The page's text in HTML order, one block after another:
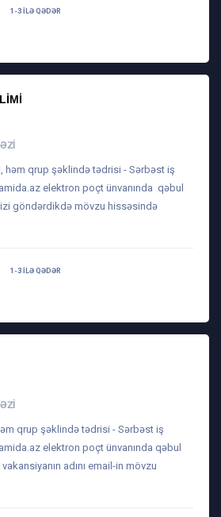
1-3 ILƏ QƏDƏR
həm qrup şəklində tədrisi - Sərbəst iş
elektron poçt ünvanında qəbul
göndərdikdə mövzu hissəsində
1-3 ILƏ QƏDƏR
qrup şəklində tədrisi - Sərbəst iş
elektron poçt ünvanında qəbul
adını email-in mövzu